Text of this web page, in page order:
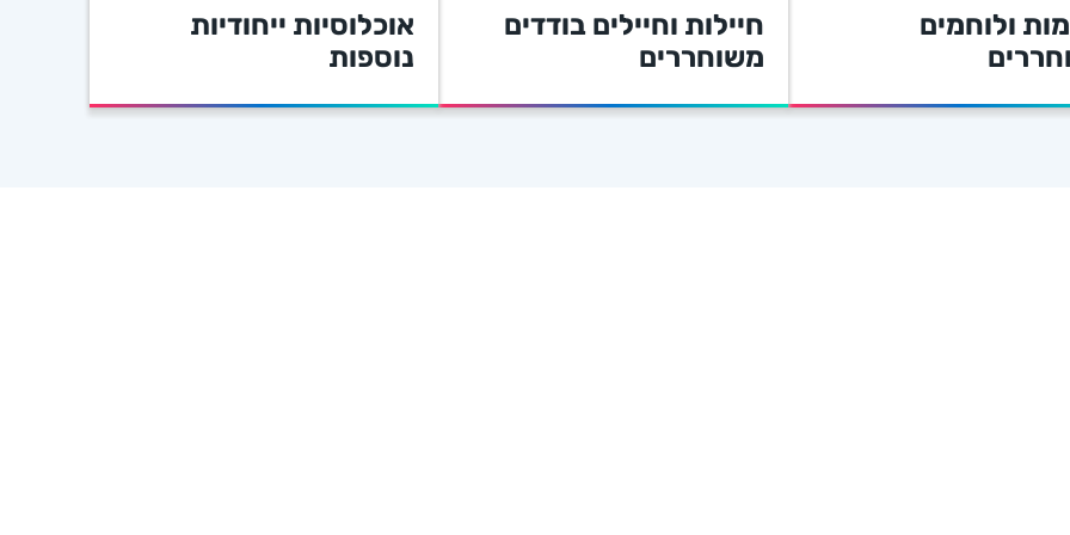
ולוחמים
חיילות וחיילים בודדים
משוחררים
אוכלוסיות ייחודיות
נוספות